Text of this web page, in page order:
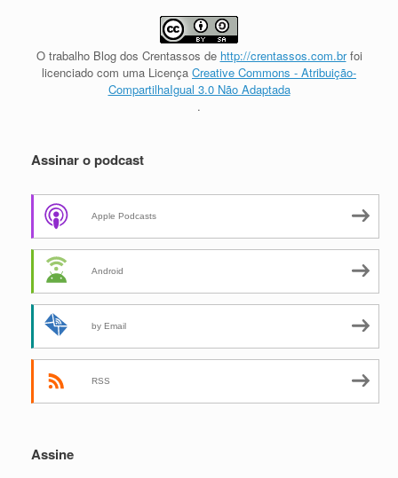
O trabalho Blog dos Crentassos de http://crentassos.com.brfoi
licenciado com uma Licença Creative Commons - Atribuição-
CompartilhaIgual 3.0 Não Adaptada
.
Assinar o podcast
Apple Podcasts
Android
by Email
RSS
Assine